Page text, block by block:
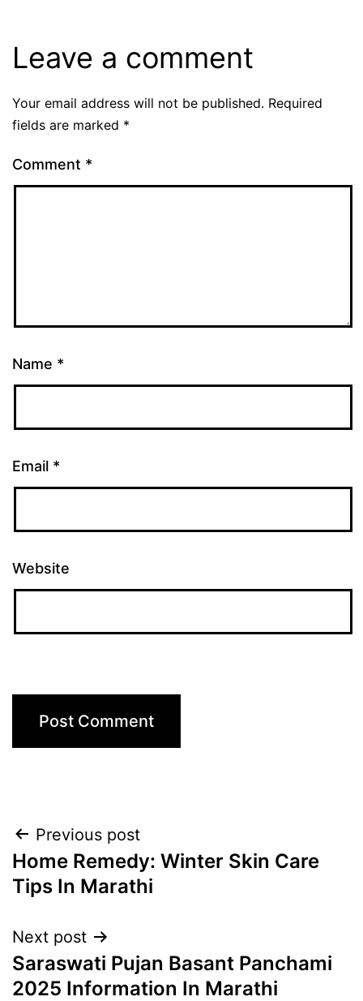
Leave a comment
Your email address will not be published. Required
fields are marked *
Comment *
Name *
Email *
Website
Post
navigation
Previous post
Home Remedy: Winter Skin Care
Tips In Marathi
Next post
Saraswati Pujan Basant Panchami
2025 Information In Marathi